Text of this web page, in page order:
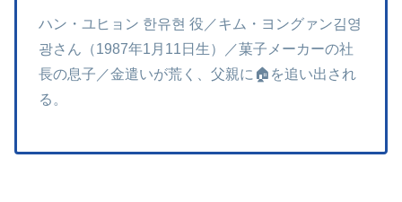
ハン・ユヒョン 한유현 役／キム・ヨングァン김영
광さん（1987年1月11日生）／菓子メーカーの社
長の息子／金遣いが荒く、父親に🏠を追い出され
る。